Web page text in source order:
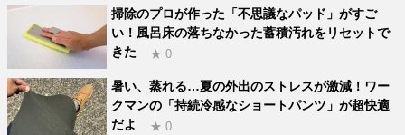
掃除のプロが作った「不思議なパッド」がすご
い！風呂床の落ちなかった蓄積汚れをリセットで
きた
★ 0
暑い、蒸れる…夏の外出のストレスが激減！ワー
クマンの「持続冷感なショートパンツ」が超快適
だよ
★ 0